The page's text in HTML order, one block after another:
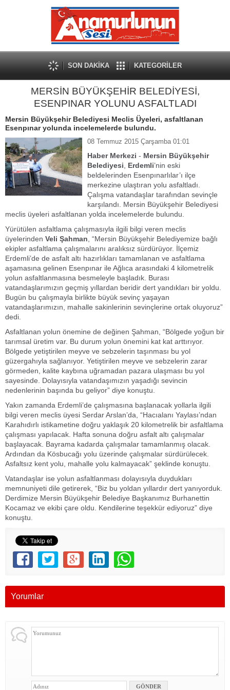
SON DAKİKA KATEGORİLER
MERSİN BÜYÜKŞEHİR BELEDİYESİ,
ESENPINAR YOLUNU ASFALTLADI
Mersin Büyükşehir Belediyesi Meclis Üyeleri, asfaltlanan
Esenpınar yolunda incelemelerde bulundu.
08 Temmuz 2015 Çarşamba 01:01
Haber Merkezi - Mersin Büyükşehir
Belediyesi
Erdemli’nin eski
beldelerinden Esenpınarlılar’ı ilçe
merkezine ulaştıran yolu asfaltladı.
Çalışma vatandaşlar tarafından sevinçle
karşılandı. Mersin Büyükşehir Belediyesi
meclis üyeleri asfaltlanan yolda incelemelerde bulundu.
Yürütülen asfaltlama çalışmasıyla ilgili bilgi veren meclis
üyelerinden Veli Şahman , “Mersin Büyükşehir Belediyemize bağlı
ekipler asfaltlama çalışmalarını aralıksız sürdürüyor. İlçemiz
Erdemli’de de asfalt altı hazırlıkları tamamlanan ve asfaltlama
aşamasına gelinen Esenpınar ile Ağlıca arasındaki 4 kilometrelik
yolun asfaltlanmasına besmeleyle başladık. Burası
vatandaşlarımızın geçmiş yıllardan beridir dert yandıkları bir yoldu.
Bugün bu çalışmayla birlikte büyük sevinç yaşayan
vatandaşlarımızın, mahalle sakinlerinin sevinçlerine ortak oluyoruz”
dedi.
Asfaltlanan yolun önemine de değinen Şahman, “Bölgede yoğun bir
tarımsal üretim var. Bu durum yolun önemini kat kat arttırıyor.
Bölgede yetiştirilen meyve ve sebzelerin taşınması bu yol
güzergahıyla sağlanıyor. Yetiştirilen meyve ve sebzelerin zarar
görmeden, kalite kaybına uğramadan pazara ulaşması bu yol
sayesinde. Dolayısıyla vatandaşımızın yaşadığı sevincin
nedenlerinin başında bu geliyor” diye konuştu.
Yakın zamanda Erdemli’de çalışmasına başlanacak yollarla ilgili
bilgi veren meclis üyesi Serdar Arslan’da, “Hacıalanı Yaylası’ndan
Karahıdırlı istikametine doğru yaklaşık 20 kilometrelik bir asfaltlama
çalışması yapılacak. Hafta sonuna doğru asfalt altı çalışmalar
başlayacak. Bayrama kadarda çalışmalar tamamlanmış olacak.
Ardından da Kösbucağı yolu üzerinde çalışmalar sürdürülecek.
Asfaltsız kent yolu, mahalle yolu kalmayacak” şeklinde konuştu.
Vatandaşlar ise yolun asfaltlanması dolayısıyla duydukları
memnuniyeti dile getirerek, “Biz bu yoldan yıllardır dert yanıyorduk.
Derdimize Mersin Büyükşehir Belediye Başkanımız Burhanettin
Kocamaz ve ekibi çare oldu. Kendilerine teşekkür ediyoruz” diye
konuştu.
Yorumlar